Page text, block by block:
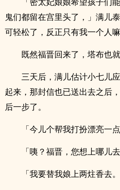
鬼们都留在宫里头了，」满儿
可轻松了，反正只有我一个人
既然福晋回来了，塔布也
三天后，满儿估计小七儿
起来，那封信也已送出去之后
后一步了。
「今儿个帮我打扮漂亮一点
「咦？福晋，您想上哪儿去
「我要替我娘上两炷香去。